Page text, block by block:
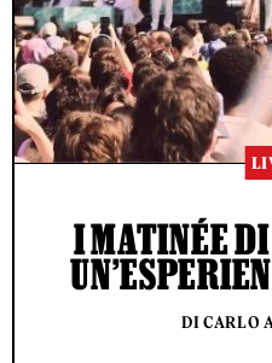
I MATINÉE DI
DI CARLO